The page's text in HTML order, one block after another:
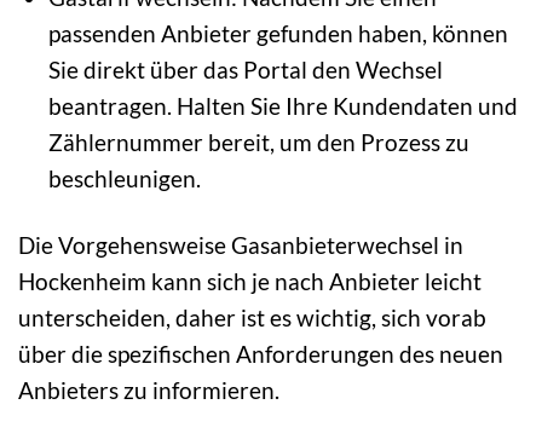
passenden Anbieter gefunden haben, können
Sie direkt über das Portal den Wechsel
beantragen. Halten Sie Ihre Kundendaten und
Zählernummer bereit, um den Prozess zu
beschleunigen.
Die Vorgehensweise Gasanbieterwechsel in
Hockenheim kann sich je nach Anbieter leicht
unterscheiden, daher ist es wichtig, sich vorab
über die spezifischen Anforderungen des neuen
Anbieters zu informieren.